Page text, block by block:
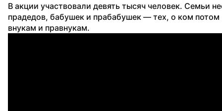
В акции участвовали девять тысяч человек. Семьи
прадедов, бабушек и прабабушек — тех, о ком
внукам и правнукам.